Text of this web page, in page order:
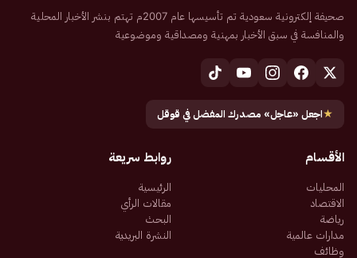
صحيفة إلكترونية سعودية تم تأسيسها عام 2007م تهتم بنشر الأخبار المحلية
والمنافسة في سبق الأخبار بمهنية ومصداقية وموضوعية
★اجعل «عاجل» مصدرك المفضل في قوقل
الأقسام
المحليات
الاقتصاد
رياضة
مدارات عالمية
وظائف
روابط سريعة
الرئيسية
مقالات الرأي
البحث
النشرة البريدية